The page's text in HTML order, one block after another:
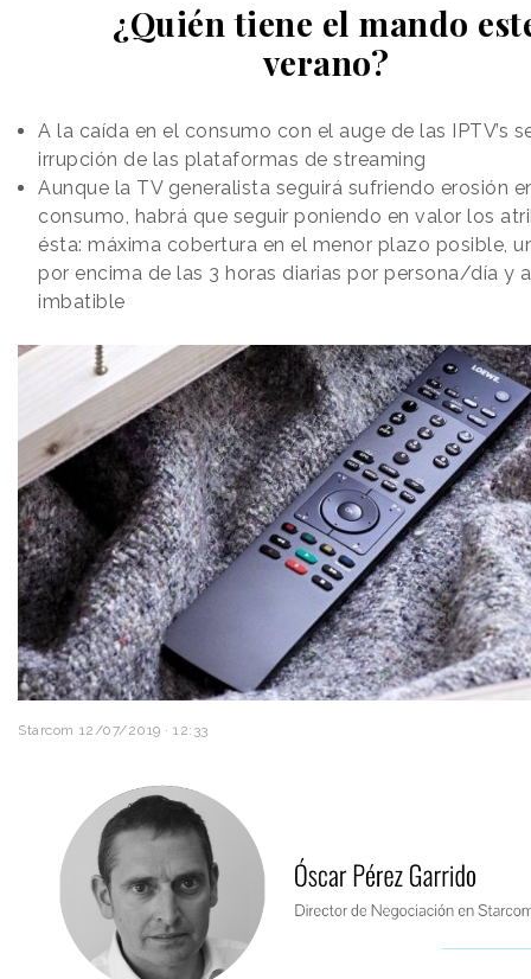
¿Quién tiene el mando
verano?
A la caída en el consumo con el auge de las IPTV’s
irrupción de las plataformas de streaming
Aunque la TV generalista seguirá sufriendo erosión
consumo, habrá que seguir poniendo en valor los
ésta: máxima cobertura en el menor plazo posible,
por encima de las 3 horas diarias por persona/día y
imbatible
Starcom 12/07/2019 · 12:33